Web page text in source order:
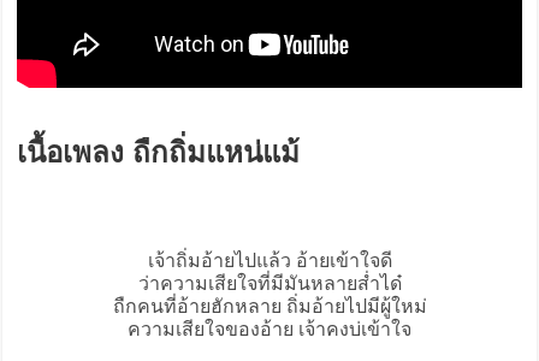
เนื้อเพลง ถืกถิ่มแหน่แม้
เจ้าถิ่มอ้ายไปแล้ว อ้ายเข้าใจดี
ว่าความเสียใจที่มีมันหลายส่ำได๋
ถืกคนที่อ้ายฮักหลาย ถิ่มอ้ายไปมีผู้ใหม่
ความเสียใจของอ้าย เจ้าคงบ่เข้าใจ